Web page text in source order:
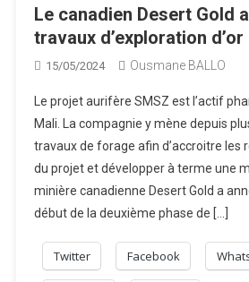
Le canadien Desert Gold
travaux d’exploration d’or
15/05/2024 Ousmane BALLO
Le projet aurifère SMSZ est l’actif
Mali. La compagnie y mène depuis
travaux de forage afin d’accroitre les
du projet et développer à terme une
minière canadienne Desert Gold a
début de la deuxième phase de […]
Twitter Facebook